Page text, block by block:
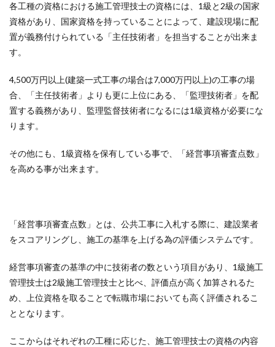
各工種の資格における施工管理技士の資格には、1級と2級の国家
資格があり、国家資格を持っていることによって、建設現場に配
置が義務付けられている「主任技術者」を担当することが出来ま
す。
4,500万円以上(建築一式工事の場合は7,000万円以上)の工事の場
合、「主任技術者」よりも更に上位にある、「監理技術者」を配
置する義務があり、監理監督技術者になるには1級資格が必要にな
ります。
その他にも、1級資格を保有している事で、「経営事項審査点数」
を高める事が出来ます。
「経営事項審査点数」とは、公共工事に入札する際に、建設業者
をスコアリングし、施工の基準を上げる為の評価システムです。
経営事項審査の基準の中に技術者の数という項目があり、1級施工
管理技士は2級施工管理技士と比べ、評価点が高く加算されるた
め、上位資格を取ることで転職市場においても高く評価されるこ
ととなります。
ここからはそれぞれの工種に応じた、施工管理技士の資格の内容